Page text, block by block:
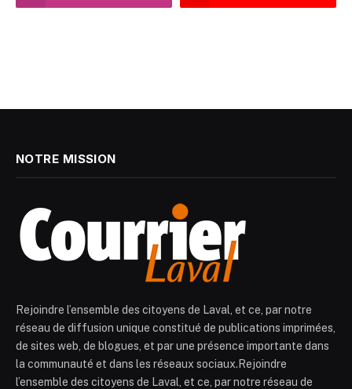
NOTRE MISSION
Rejoindre l’ensemble des citoyens de Laval, et ce, par notre
réseau de diffusion unique constitué de publications imprimées,
de sites web, de blogues, et par une présence importante dans
la communauté et dans les réseaux sociaux.Rejoindre
l’ensemble des citoyens de Laval, et ce, par notre réseau de